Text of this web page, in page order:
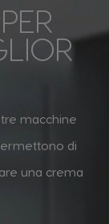
macchine
di
una crema